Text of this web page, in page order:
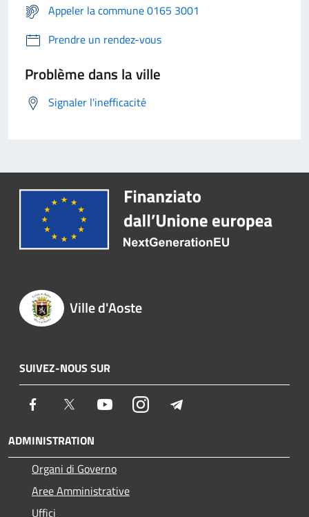
Appeler la commune 0165 3001
Prendre un rendez-vous
Problème dans la ville
Signaler l'inefficacité
Ville d'Aoste
SUIVEZ-NOUS SUR
Facebook Twitter YoutubeInstagram
ADMINISTRATION
Organi di Governo
Aree Amministrative
Uffici